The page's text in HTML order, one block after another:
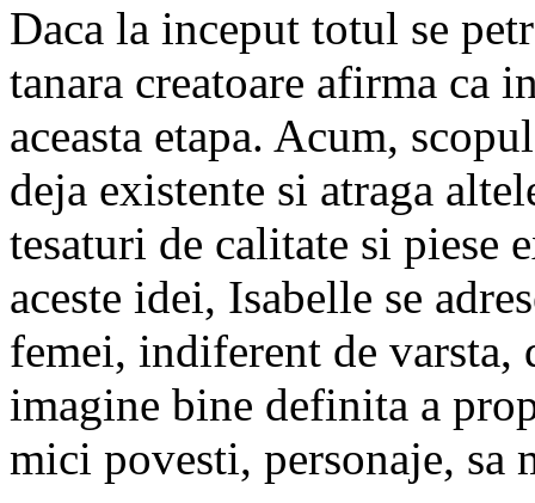
Daca la inceput totul se
tanara creatoare afirma ca
aceasta etapa. Acum,
deja existente si atraga
tesaturi de calitate si piese
aceste idei, Isabelle se
femei, indiferent de varsta,
imagine bine definita a
mici povesti, personaje, sa